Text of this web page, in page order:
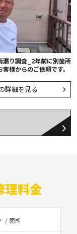
漏り調査_2年前に別箇所
様からのご依頼です。
詳細を見る
理料金
/ 箇所